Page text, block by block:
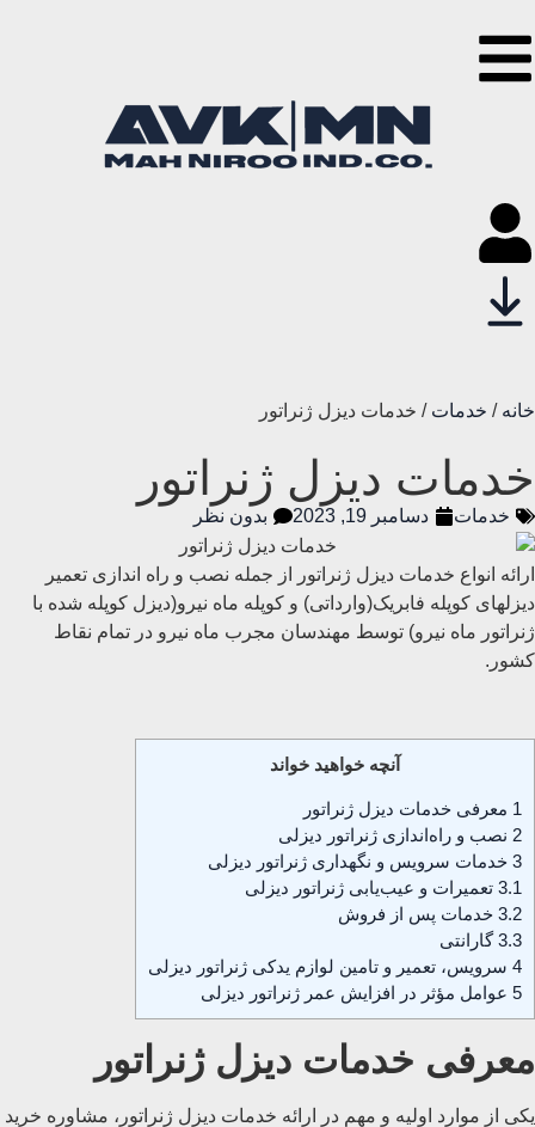
خانه / خدمات / خدمات دیزل ژنراتور
خدمات دیزل ژنراتور
خدمات دسامبر 19, 2023 بدون نظر
ارائه انواع خدمات دیزل ژنراتور از جمله نصب و راه اندازی تعمیر
دیزلهای کوپله فابریک(وارداتی) و کوپله ماه نیرو(دیزل کوپله شده با
ژنراتور ماه نیرو) توسط مهندسان مجرب ماه نیرو در تمام نقاط
کشور.
آنچه خواهید خواند
1 معرفی خدمات دیزل ژنراتور
2 نصب و راه‌اندازی ژنراتور دیزلی
3 خدمات سرویس و نگهداری ژنراتور دیزلی
3.1 تعمیرات و عیب‌یابی ژنراتور دیزلی
3.2 خدمات پس از فروش
3.3گارانتی
4 سرویس، تعمیر و تامین لوازم یدکی ژنراتور دیزلی
5 عوامل مؤثر در افزایش عمر ژنراتور دیزلی
معرفی خدمات دیزل ژنراتور
یکی از موارد اولیه و مهم در ارائه خدمات دیزل ژنراتور، مشاوره خرید